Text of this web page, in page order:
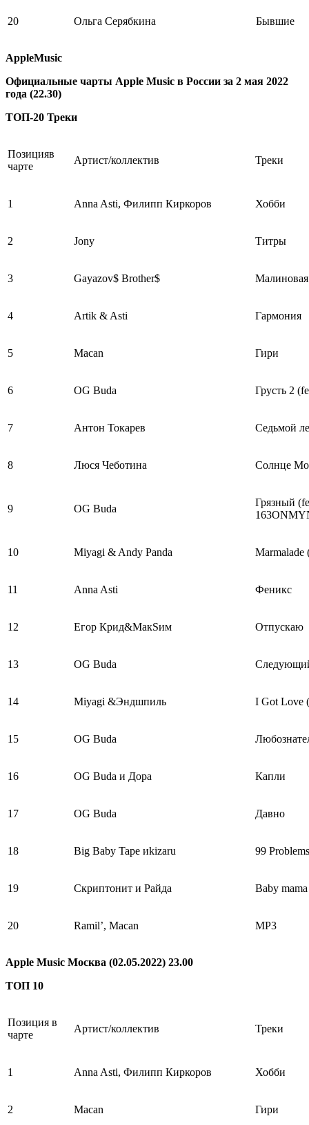
20 Ольга Серябкина Бывшие
AppleMusic
Официальные чарты Apple Music в России за 2 мая 2022
года (22.30)
ТОП-20 Треки
Позицияв
чарте
Артист/коллектив Треки
1 Anna Asti, Филипп Киркоров Хобби
2 Jony Титры
3 Gayazov$ Brother$ Малиновая
4 Artik & Asti Гармония
5 Macan Гири
6 OG Buda Грусть 2
7 Антон Токарев Седьмой
8 Люся Чеботина Солнце
9 OG Buda
Грязный
10 Miyagi & Andy Panda Marmalade
11 Anna Asti Феникс
12 Егор Крид&МакSим Отпускаю
13 OG Buda
14 Miyagi &Эндшпиль I Got Love
15 OG Buda
16 OG Buda и Дора Капли
17 OG Buda Давно
18 Big Baby Tape иkizaru 99 Problems
19 Скриптонит и Райда Baby mama
20 Ramil’, Macan MP3
Apple Music Москва (02.05.2022) 23.00
ТОП 10
Позиция в
чарте
Артист/коллектив Треки
1 Anna Asti, Филипп Киркоров Хобби
2 Macan Гири